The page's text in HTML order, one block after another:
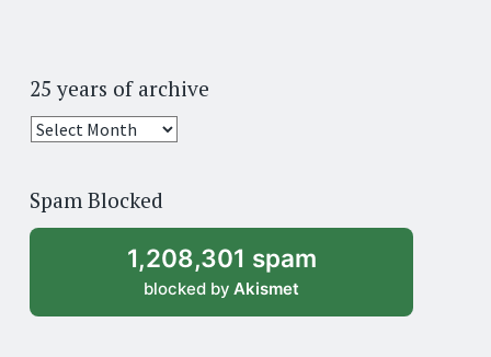
25 years of archive
25
archive
Spam Blocked
1,208,301 spam
blocked by Akismet